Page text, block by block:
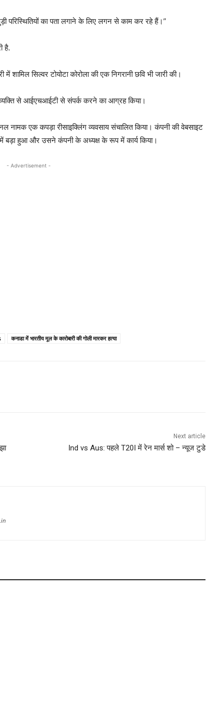
परिस्थितियों का पता लगाने के लिए लगन से काम कर रहे हैं।”
है.
शामिल सिल्वर टोयोटा कोरोला की एक निगरानी छवि भी जारी की।
से आईएचआईटी से संपर्क करने का आग्रह किया।
एक कपड़ा रीसाइक्लिंग व्यवसाय संचालित किया। कंपनी की वेबसाइट
बड़ा हुआ और उसने कंपनी के अध्यक्ष के रूप में कार्य किया।
- Advertisement -
कनाडा में भारतीय मूल के कारोबारी की गोली मारकर हत्या
Next article
Ind vs Aus: पहले T20I में रेन मार्स शो – न्यूज टुडे